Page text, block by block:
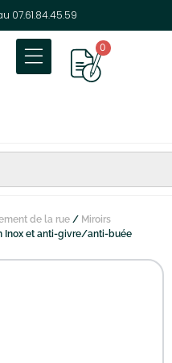
07.61.84.45.59
0
de la rue / Miroirs
Inox et anti-givre/anti-buée